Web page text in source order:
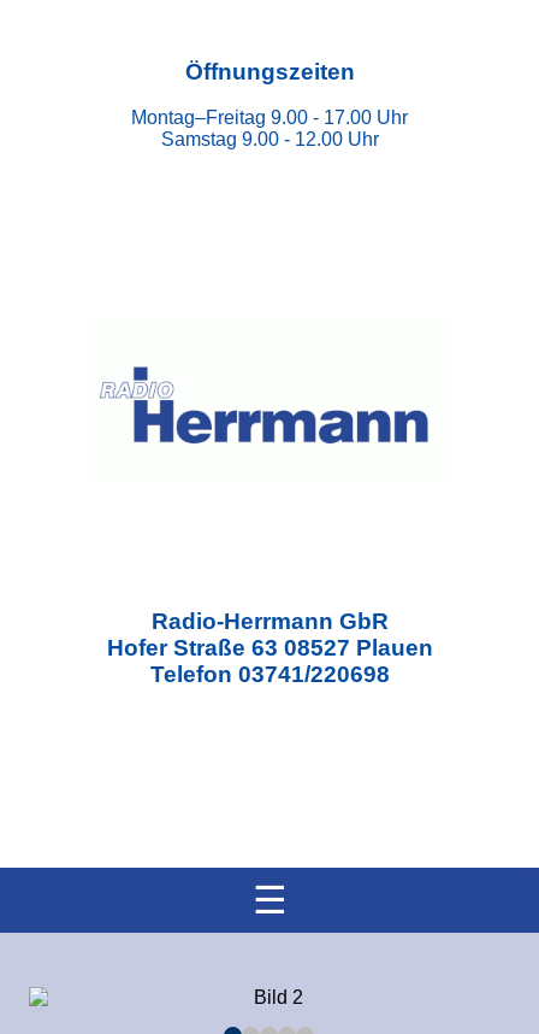
Öffnungszeiten
Montag–Freitag 9.00 - 17.00 Uhr
Samstag 9.00 - 12.00 Uhr
Radio-Herrmann GbR
Hofer Straße 63 08527 Plauen
Telefon 03741/220698
☰